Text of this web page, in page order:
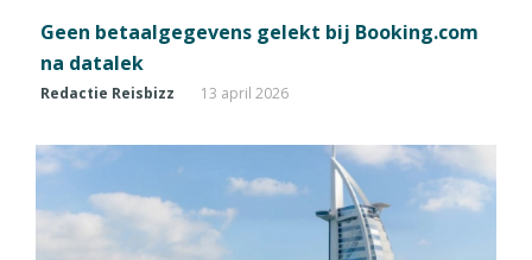
Geen betaalgegevens gelekt bij Booking.com
na datalek
Redactie Reisbizz 13 april 2026